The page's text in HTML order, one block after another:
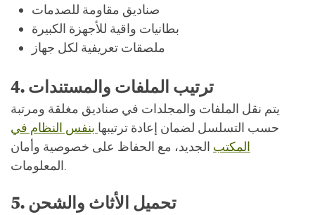
صناديق مقاومة للصدمات
بطانيات واقية للأجهزة الكبيرة
ملصقات تعريفية لكل جهاز
4. ترتيب الملفات والمستندات
يتم نقل الملفات والمجلدات في صناديق مغلقة ومرتبة
حسب التسلسل لضمان إعادة ترتيبها بنفس النظام في
المكتب الجديد، مع الحفاظ على خصوصية وأمان
المعلومات.
5. تحميل الأثاث والشحن